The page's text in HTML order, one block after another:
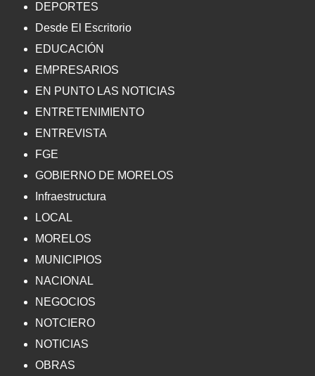
DEPORTES
Desde El Escritorio
EDUCACIÓN
EMPRESARIOS
EN PUNTO LAS NOTICIAS
ENTRETENIMIENTO
ENTREVISTA
FGE
GOBIERNO DE MORELOS
Infraestructura
LOCAL
MORELOS
MUNICIPIOS
NACIONAL
NEGOCIOS
NOTCIERO
NOTICIAS
OBRAS